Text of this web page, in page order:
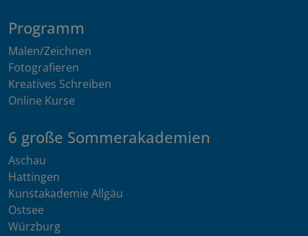
Programm
Malen/Zeichnen
Fotografieren
Kreatives Schreiben
Online Kurse
6 große Sommerakademien
Aschau
Hattingen
Kunstakademie Allgäu
Ostsee
Würzburg